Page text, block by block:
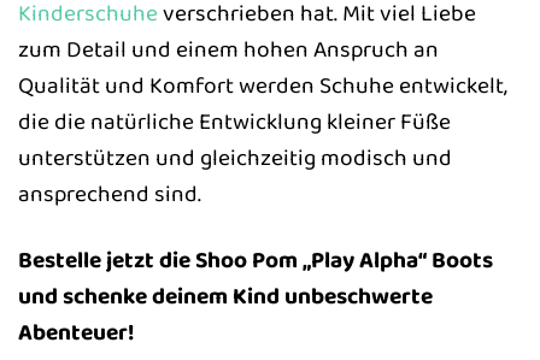
Kinderschuheverschrieben hat. Mit viel Liebe
zum Detail und einem hohen Anspruch an
Qualität und Komfort werden Schuhe entwickelt,
die die natürliche Entwicklung kleiner Füße
unterstützen und gleichzeitig modisch und
ansprechend sind.
Bestelle jetzt die Shoo Pom „Play Alpha“ Boots
und schenke deinem Kind unbeschwerte
Abenteuer!